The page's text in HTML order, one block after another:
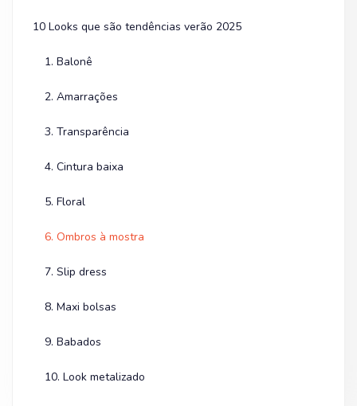
10 Looks que são tendências verão 2025
1. Balonê
2. Amarrações
3. Transparência
4. Cintura baixa
5. Floral
6. Ombros à mostra
7. Slip dress
8. Maxi bolsas
9. Babados
10. Look metalizado